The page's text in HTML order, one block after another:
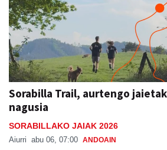
Sorabilla Trail, aurtengo
nagusia
SORABILLAKO JAIAK 2026
Aiurri abu 06, 07:00 ANDOAIN